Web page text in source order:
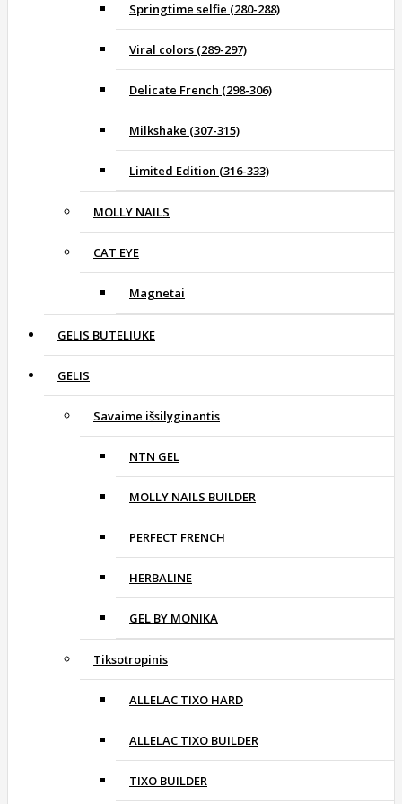
Springtime selfie (280-288)
Viral colors (289-297)
Delicate French (298-306)
Milkshake (307-315)
Limited Edition (316-333)
MOLLY NAILS
CAT EYE
Magnetai
GELIS BUTELIUKE
GELIS
Savaime išsilyginantis
NTN GEL
MOLLY NAILS BUILDER
PERFECT FRENCH
HERBALINE
GEL BY MONIKA
Tiksotropinis
ALLELAC TIXO HARD
ALLELAC TIXO BUILDER
TIXO BUILDER